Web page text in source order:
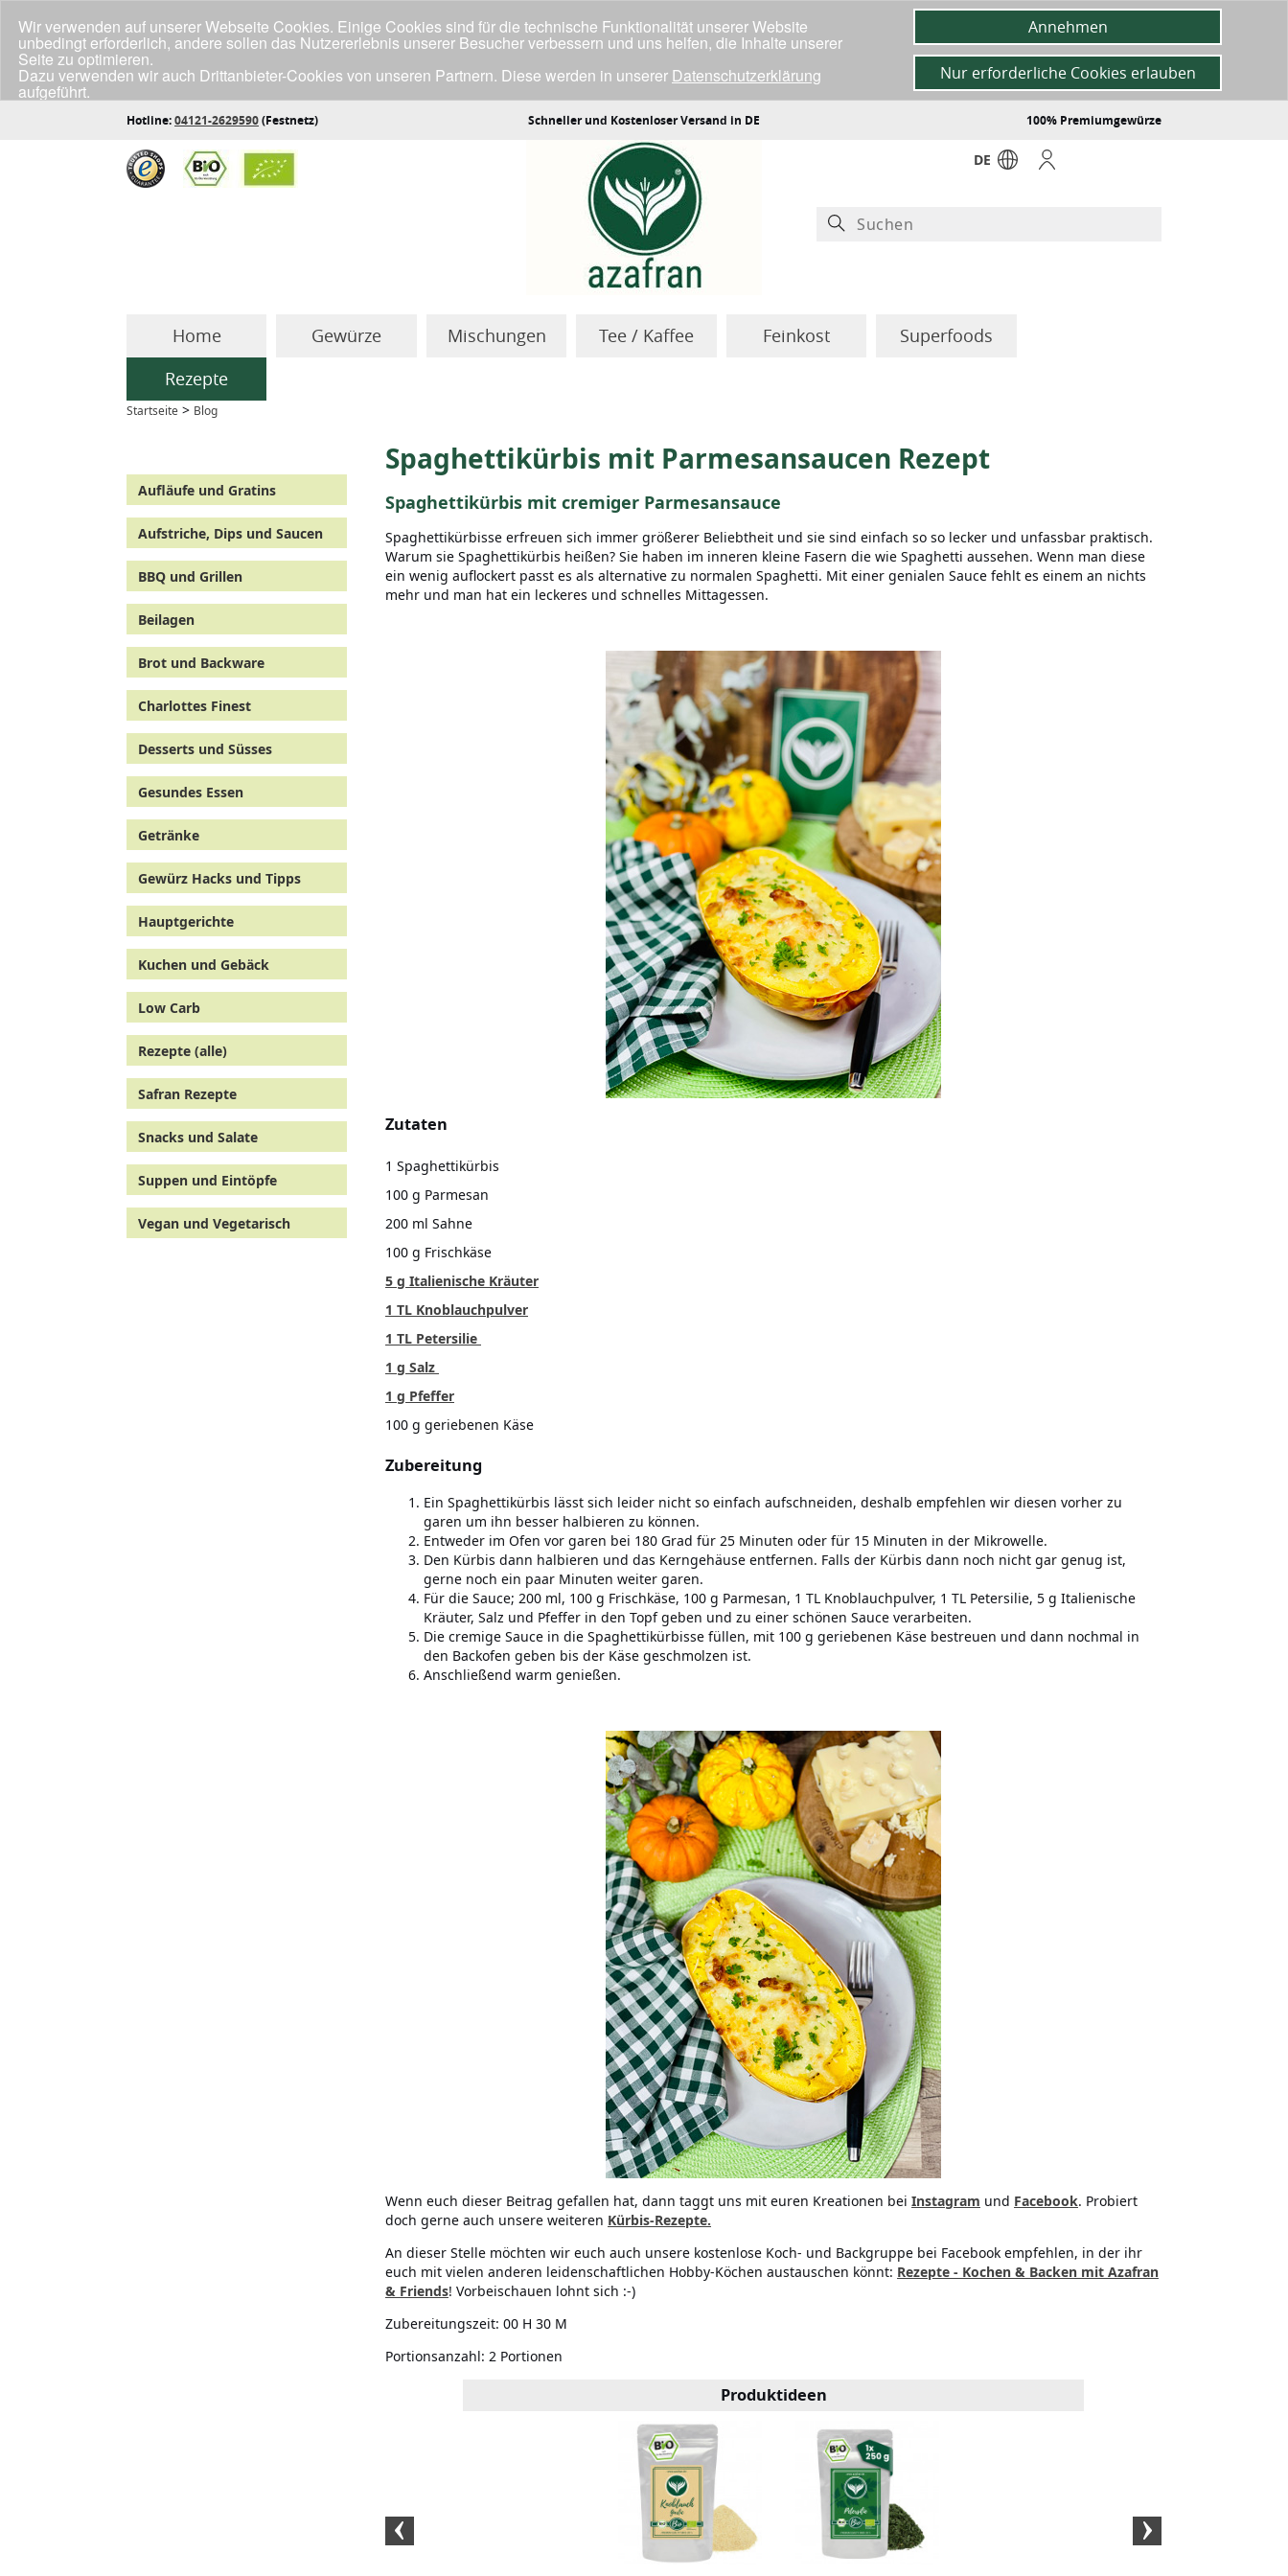
Hotline:04121-2629590(Festnetz) Schneller und Kostenloser Versand in DE 100% Premiumgewürze
DE
Home Gewürze Mischungen Tee / Kaffee Feinkost
Superfoods
Rezepte
Startseite > Blog
Aufläufe und Gratins
Aufstriche, Dips und Saucen
BBQ und Grillen
Beilagen
Brot und Backware
Charlottes Finest
Desserts und Süsses
Gesundes Essen
Getränke
Gewürz Hacks und Tipps
Hauptgerichte
Kuchen und Gebäck
Low Carb
Rezepte (alle)
Safran Rezepte
Snacks und Salate
Suppen und Eintöpfe
Vegan und Vegetarisch
Spaghettikürbis mit Parmesansaucen Rezept
Spaghettikürbis mit cremiger Parmesansauce
Spaghettikürbisse erfreuen sich immer größerer Beliebtheit und sie sind einfach so so lecker und unfassbar praktisch.
Warum sie Spaghettikürbis heißen? Sie haben im inneren kleine Fasern die wie Spaghetti aussehen. Wenn man diese
ein wenig auflockert passt es als alternative zu normalen Spaghetti. Mit einer genialen Sauce fehlt es einem an nichts
mehr und man hat ein leckeres und schnelles Mittagessen.
Zutaten
1 Spaghettikürbis
100 g Parmesan
200 ml Sahne
100 g Frischkäse
5 g Italienische Kräuter
1 TL Knoblauchpulver
1 TL Petersilie
1 g Salz
1 g Pfeffer
100 g geriebenen Käse
Zubereitung
Ein Spaghettikürbis lässt sich leider nicht so einfach aufschneiden, deshalb empfehlen wir diesen vorher zu
garen um ihn besser halbieren zu können.
Entweder im Ofen vor garen bei 180 Grad für 25 Minuten oder für 15 Minuten in der Mikrowelle.
Den Kürbis dann halbieren und das Kerngehäuse entfernen. Falls der Kürbis dann noch nicht gar genug ist,
gerne noch ein paar Minuten weiter garen.
Für die Sauce; 200 ml, 100 g Frischkäse, 100 g Parmesan, 1 TL Knoblauchpulver, 1 TL Petersilie, 5 g Italienische
Kräuter, Salz und Pfeffer in den Topf geben und zu einer schönen Sauce verarbeiten.
Die cremige Sauce in die Spaghettikürbisse füllen, mit 100 g geriebenen Käse bestreuen und dann nochmal in
den Backofen geben bis der Käse geschmolzen ist.
Anschließend warm genießen.
Wenn euch dieser Beitrag gefallen hat, dann taggt uns mit euren Kreationen bei Instagram und Facebook. Probiert
doch gerne auch unsere weiteren Kürbis-Rezepte.
An dieser Stelle möchten wir euch auch unsere kostenlose Koch- und Backgruppe bei Facebook empfehlen, in der ihr
euch mit vielen anderen leidenschaftlichen Hobby-Köchen austauschen könnt: Rezepte - Kochen & Backen mit Azafran
& Friends! Vorbeischauen lohnt sich :-)
Zubereitungszeit: 00 H 30 M
Portionsanzahl: 2 Portionen
Produktideen
Wir verwenden auf unserer Webseite Cookies. Einige Cookies sind für die technische Funktionalität unserer Website
unbedingt erforderlich, andere sollen das Nutzererlebnis unserer Besucher verbessern und uns helfen, die Inhalte unserer
Seite zu optimieren.
Dazu verwenden wir auch Drittanbieter-Cookies von unseren Partnern. Diese werden in unserer Datenschutzerklärung
aufgeführt.
Klicke unten auf "Annehmen", wenn du mit der Verwendung aller Cookies einverstanden bist.
Annehmen
Nur erforderliche Cookies erlauben